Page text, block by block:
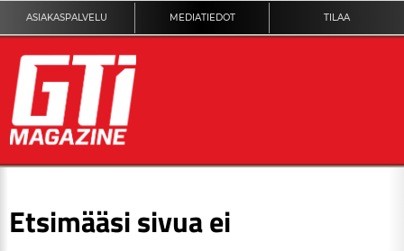
ASIAKASPALVELU MEDIATIEDOT TILAA
Etsimääsi sivua ei